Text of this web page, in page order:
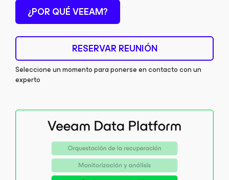
¿POR QUÉ VEEAM?
RESERVAR REUNIÓN
Seleccione un momento para ponerse en contacto con un
experto